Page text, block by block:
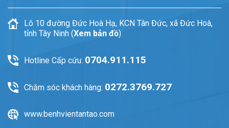
Lô 10 đường Đức Hoà Hạ, KCN Tân Đức, xã Đức Hoà,
tỉnh Tây Ninh (Xem bản đồ)
Hotline Cấp cứu: 0704.911.115
Chăm sóc khách hàng: 0272.3769.727
www.benhvientantao.com